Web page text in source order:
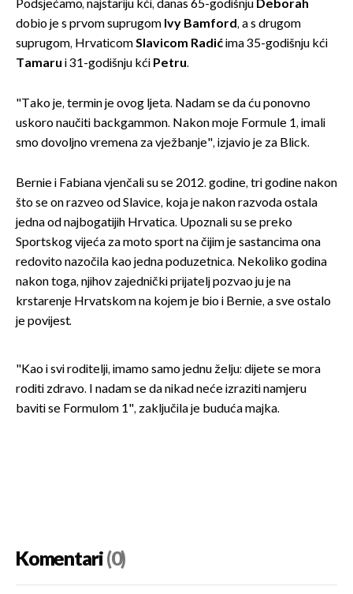
Podsjećamo, najstariju kći, danas 65-godišnju Deborah
dobio je s prvom suprugom Ivy Bamford, a s drugom
suprugom, HrvaticomSlavicom Radićima 35-godišnju kći
Tamaru i 31-godišnju kći Petru.
"Tako je, termin je ovog ljeta. Nadam se da ću ponovno
uskoro naučiti backgammon. Nakon moje Formule 1, imali
smo dovoljno vremena za vježbanje", izjavio je za Blick.
Bernie i Fabiana vjenčali su se 2012. godine, tri godine nakon
što se on razveo od Slavice, koja je nakon razvoda ostala
jedna od najbogatijih Hrvatica. Upoznali su se preko
Sportskog vijeća za moto sport na čijim je sastancima ona
redovito nazočila kao jedna poduzetnica. Nekoliko godina
nakon toga, njihov zajednički prijatelj pozvao ju je na
krstarenje Hrvatskom na kojem je bio i Bernie, a sve ostalo
je povijest.
"Kao i svi roditelji, imamo samo jednu želju: dijete se mora
roditi zdravo. I nadam se da nikad neće izraziti namjeru
baviti se Formulom 1", zaključila je buduća majka.
Komentari(0)